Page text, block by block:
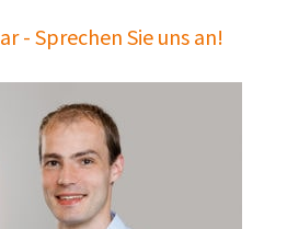
- Sprechen Sie uns an!